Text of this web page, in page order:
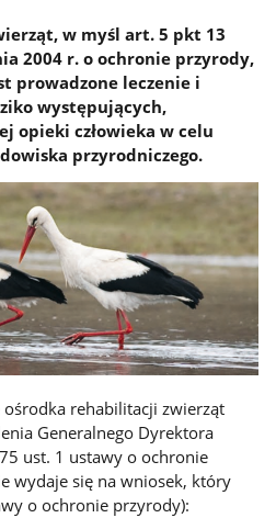
w myśl art. 5 pkt 13
2004 r. o ochronie przyrody,
prowadzone leczenie i
występujących,
opieki człowieka w celu
przyrodniczego.
rehabilitacji zwierząt
Generalnego Dyrektora
ust. 1 ustawy o ochronie
wydaje się na wniosek, który
o ochronie przyrody):